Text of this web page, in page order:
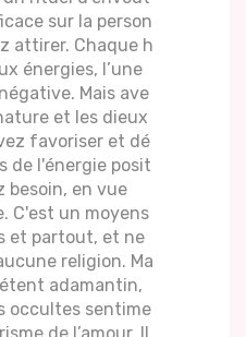
sur la person
attirer. Chaque h
énergies, l’une
Mais ave
et les dieux
favoriser et dé
de l'énergie posit
besoin, en vue
C'est un moyens
et partout, et ne
religion. Ma
adamantin,
occultes sentime